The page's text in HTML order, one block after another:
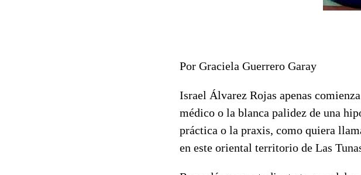
Por Graciela Guerrero Garay
Israel Álvarez Rojas apenas
médico o la blanca palidez de una
práctica o la praxis, como quiera
en este oriental territorio de Las